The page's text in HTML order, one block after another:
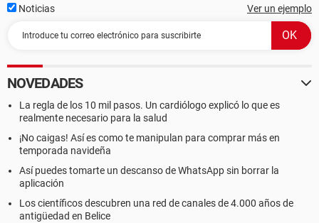
Noticias Ver un ejemplo
NOVEDADES
La regla de los 10 mil pasos. Un cardiólogo explicó lo que es
realmente necesario para la salud
¡No caigas! Así es como te manipulan para comprar más en
temporada navideña
Así puedes tomarte un descanso de WhatsApp sin borrar la
aplicación
Los científicos descubren una red de canales de 4.000 años de
antigüedad en Belice